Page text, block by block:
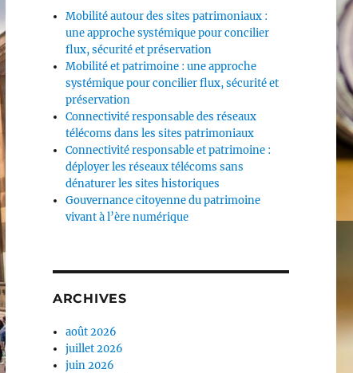
Mobilité autour des sites patrimoniaux :
une approche systémique pour concilier
flux, sécurité et préservation
Mobilité et patrimoine : une approche
systémique pour concilier flux, sécurité et
préservation
Connectivité responsable des réseaux
télécoms dans les sites patrimoniaux
Connectivité responsable et patrimoine :
déployer les réseaux télécoms sans
dénaturer les sites historiques
Gouvernance citoyenne du patrimoine
vivant à l’ère numérique
ARCHIVES
août 2026
juillet 2026
juin 2026